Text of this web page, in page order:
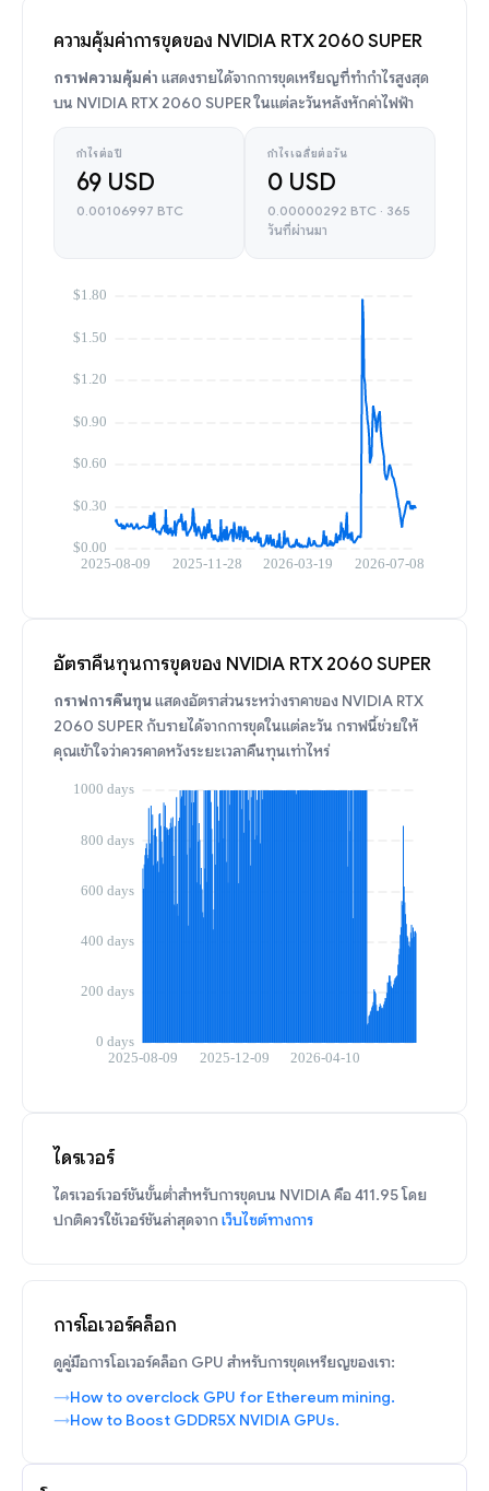
ความคุ้มค่าการขุดของ NVIDIA RTX 2060 SUPER
กราฟความคุ้มค่า แสดงรายได้จากการขุดเหรียญที่ทำกำไรสูงสุด
บน NVIDIA RTX 2060 SUPER ในแต่ละวันหลังหักค่าไฟฟ้า
กำไรต่อปี
69 USD
0.00106997 BTC
กำไรเฉลี่ยต่อวัน
0 USD
0.00000292 BTC · 365
วันที่ผ่านมา
อัตราคืนทุนการขุดของ NVIDIA RTX 2060 SUPER
กราฟการคืนทุนแสดงอัตราส่วนระหว่างราคาของ NVIDIA RTX
2060 SUPER กับรายได้จากการขุดในแต่ละวัน กราฟนี้ช่วยให้
คุณเข้าใจว่าควรคาดหวังระยะเวลาคืนทุนเท่าไหร่
ไดรเวอร์
ไดรเวอร์เวอร์ชันขั้นต่ำสำหรับการขุดบน NVIDIA คือ 411.95 โดย
ปกติควรใช้เวอร์ชันล่าสุดจาก เว็บไซต์ทางการ
การโอเวอร์คล็อก
ดูคู่มือการโอเวอร์คล็อก GPU สำหรับการขุดเหรียญของเรา:
How to overclock GPU for Ethereum mining.
How to Boost GDDR5X NVIDIA GPUs.